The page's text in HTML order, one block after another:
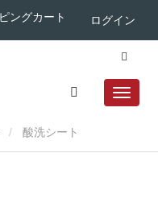
ログイン
酸洗シート